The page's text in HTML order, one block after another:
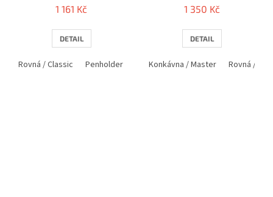
1 161 Kč
DETAIL
Rovná / Classic Penholder / PEN
1 350 Kč
DETAIL
Konkávna / Master Rovná /